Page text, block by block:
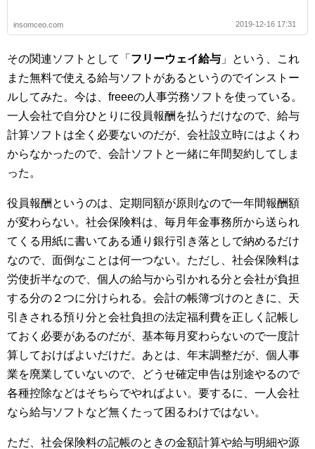
insomceo.com 2019-12-16 17:31
その関連ソフトとして「 フリーウェイ給与 」という、これ
また無料で使える給与ソフトがあるというのでインストー
ルしてみた。今は、freeeの人事労務ソフトを使っている。
一人会社で自分ひとりに役員報酬を払うだけなので、給与
計算ソフトは全く必要ないのだが、会社設立時にはよくわ
からなかったので、会計ソフトと一緒に年間契約してしま
った。
役員報酬というのは、定期同額が原則なので一年間報酬額
が変わらない。社会保険料は、毎月年金事務所から送られ
てくる用紙に書いてある通り銀行引き落としで納めるだけ
なので、面倒なことは何一つない。ただし、社会保険料は
労使折半なので、個人の給与から引かれる分と会社が負担
する分の２つに分けられる。会計の帳簿づけのときに、天
引きされる預り分と会社負担の法定福利費を正しく記帳し
ておく必要があるのだが、基本毎月変わらないので一度計
算しておけばよいだけだ。あとは、年末調整だが、個人事
業を廃業していないので、どうせ確定申告は別途やるので
各種控除などはそちらでやればよい。要するに、一人会社
なら給与ソフトなど無くたって困るわけではない。
ただ、社会保険料の記帳のときの金額計算や給与明細や源